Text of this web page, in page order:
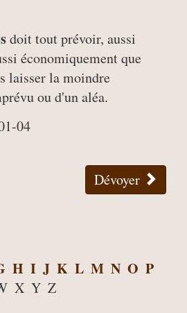
doit tout prévoir, aussi
économiquement que
laisser la moindre
ou d'un aléa.
04
Dévoyer
H I J K L M N O P
X Y Z